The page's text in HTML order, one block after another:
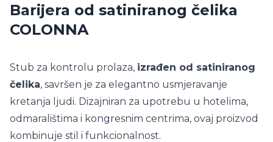
Barijera od satiniranog čelika
COLONNA
Stub za kontrolu prolaza, izrađen od satiniranog
čelika, savršen je za elegantno usmjeravanje
kretanja ljudi. Dizajniran za upotrebu u hotelima,
odmaralištima i kongresnim centrima, ovaj proizvod
kombinuje stil i funkcionalnost.